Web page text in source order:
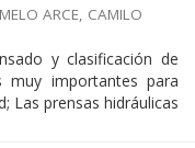
MELO ARCE, CAMILO
y clasificación de
muy importantes para
Las prensas hidráulicas